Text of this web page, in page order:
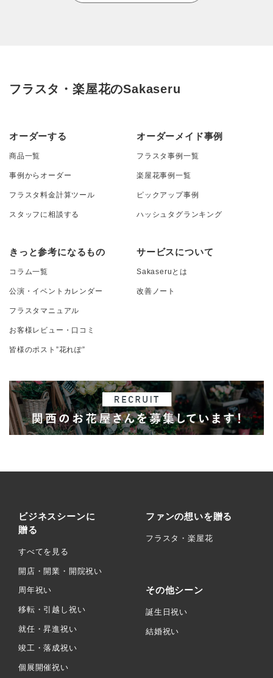
フラスタ・楽屋花のSakaseru
オーダーする
商品一覧
事例からオーダー
フラスタ料金計算ツール
スタッフに相談する
オーダーメイド事例
フラスタ事例一覧
楽屋花事例一覧
ピックアップ事例
ハッシュタグランキング
きっと参考になるもの
コラム一覧
公演・イベントカレンダー
フラスタマニュアル
お客様レビュー・口コミ
皆様のポスト”花れぽ”
サービスについて
Sakaseruとは
改善ノート
ビジネスシーンに
贈る
すべてを見る
開店・開業・開院祝い
周年祝い
移転・引越し祝い
就任・昇進祝い
竣工・落成祝い
個展開催祝い
ファンの想いを贈る
フラスタ・楽屋花
その他シーン
誕生日祝い
結婚祝い